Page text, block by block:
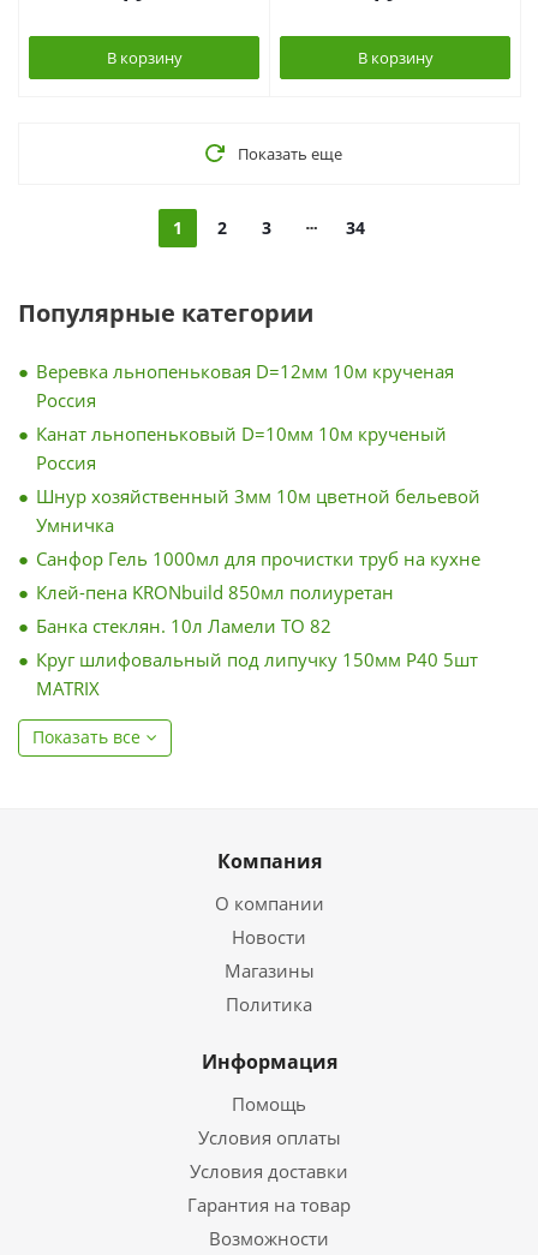
В корзину В корзину
Показать еще
1 2 3 34
Популярные категории
Веревка льнопеньковая D=12мм 10м крученая
Россия
Канат льнопеньковый D=10мм 10м крученый
Россия
Шнур хозяйственный 3мм 10м цветной бельевой
Умничка
Санфор Гель 1000мл для прочистки труб на кухне
Клей-пена KRONbuild 850мл полиуретан
Банка стеклян. 10л Ламели ТО 82
Круг шлифовальный под липучку 150мм Р40 5шт
MATRIX
Показать все
Компания
О компании
Новости
Магазины
Политика
Информация
Помощь
Условия оплаты
Условия доставки
Гарантия на товар
Возможности